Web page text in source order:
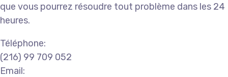
que vous pourrez résoudre tout problème dans les 24
heures.
Téléphone:
(216) 99 709 052
Email: